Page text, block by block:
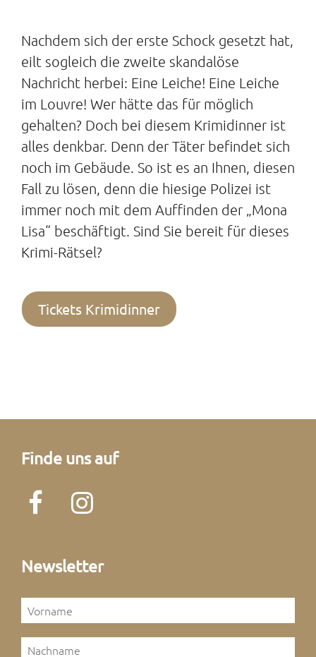
Nachdem sich der erste Schock gesetzt hat,
eilt sogleich die zweite skandalöse
Nachricht herbei: Eine Leiche! Eine Leiche
im Louvre! Wer hätte das für möglich
gehalten? Doch bei diesem Krimidinner ist
alles denkbar. Denn der Täter befindet sich
noch im Gebäude. So ist es an Ihnen, diesen
Fall zu lösen, denn die hiesige Polizei ist
immer noch mit dem Auffinden der „Mona
Lisa“ beschäftigt. Sind Sie bereit für dieses
Krimi-Rätsel?
Tickets Krimidinner
Finde uns auf
Newsletter